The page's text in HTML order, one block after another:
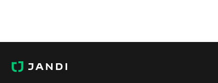
JANDI